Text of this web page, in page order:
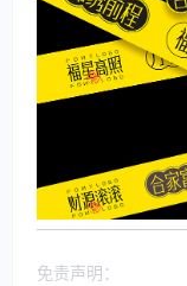
免责声明：